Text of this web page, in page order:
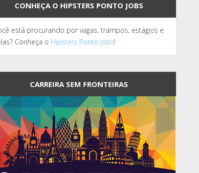
CONHEÇA O HIPSTERS PONTO JOBS
está procurando por vagas, trampos, estágios e
Conheça o Hipsters Ponto Jobs!
CARREIRA SEM FRONTEIRAS